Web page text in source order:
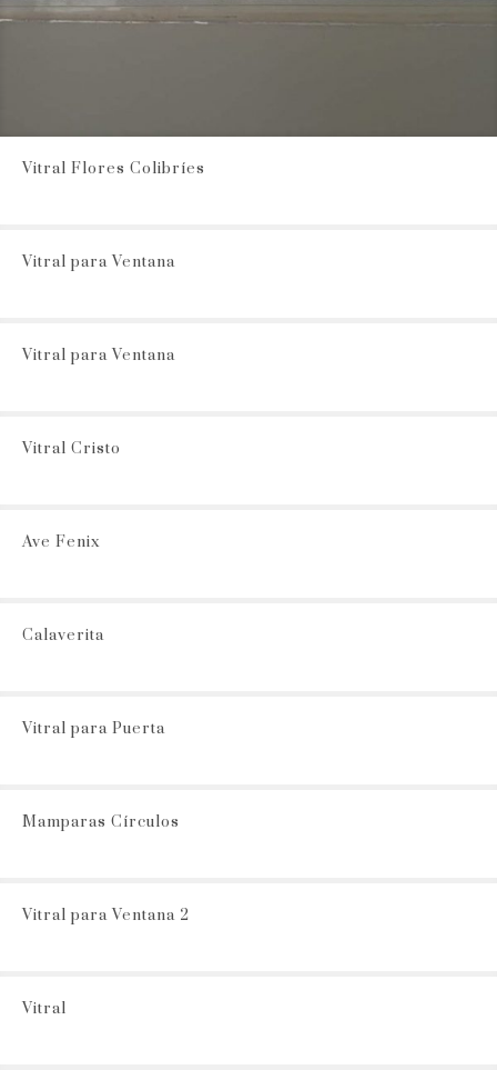
Vitral Flores Colibríes
Vitral para Ventana
Vitral para Ventana
Vitral Cristo
Ave Fenix
Calaverita
Vitral para Puerta
Mamparas Círculos
Vitral para Ventana 2
Vitral